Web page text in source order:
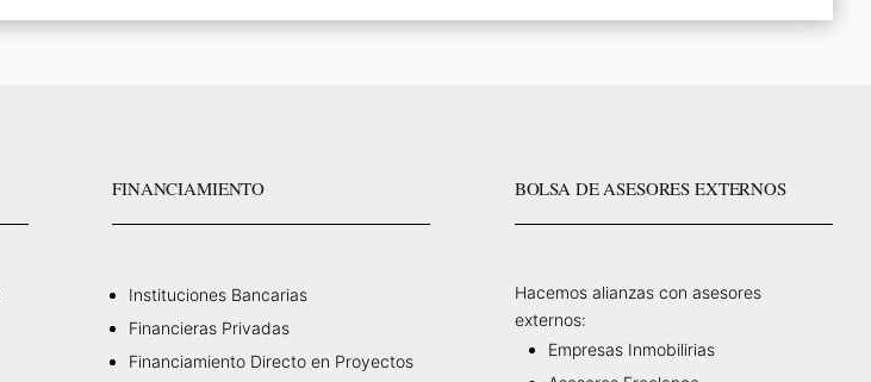
FINANCIAMIENTO
Instituciones Bancarias
Financieras Privadas
Financiamiento Directo en Proyectos
BOLSA DE ASESORES EXTERNOS
Hacemos alianzas con asesores
externos:
Empresas Inmobilirias